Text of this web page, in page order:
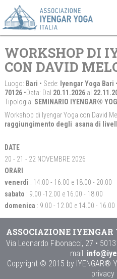
WORKSHOP DI
CON DAVID
Luogo: Bari • Sede: Iyengar Yoga Bari
70126•Data: Dal 20.11.2026al
Tipologia: SEMINARIO IYENGAR®
Workshop di Iyengar Yoga con David
raggiungimento degli asana di
DATE
20 - 21 - 22 NOVEMBRE 2026
ORARI
venerdì : 14.00 - 16.00 e 18.00 - 20.00
sabato : 9.00 -12.00 e 16.00 - 18.00
domenica : 9.00 - 12.00 e 14.00 - 16.00
ASSOCIAZIONE
Via Leonardo Fibonacci, 27 •
mail:
Copyright © 2015 by IYENGAR®
privacy